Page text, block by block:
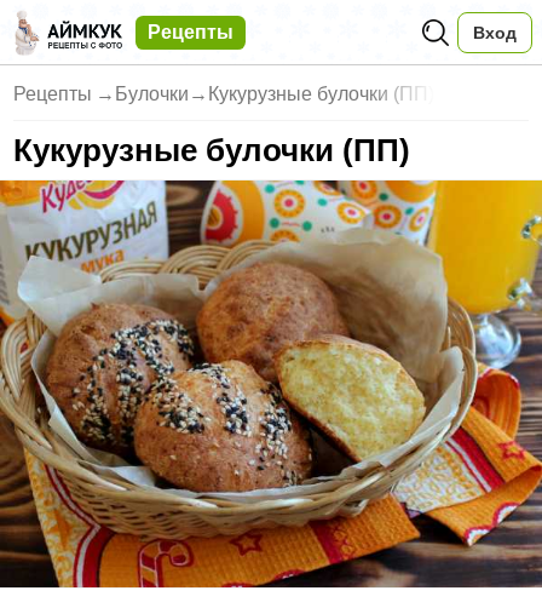
Рецепты Вход
Рецепты → Булочки → Кукурузные булочки (ПП)
Кукурузные булочки (ПП)